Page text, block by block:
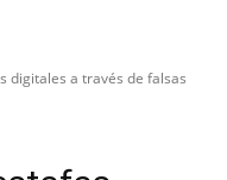
digitales a través de falsas